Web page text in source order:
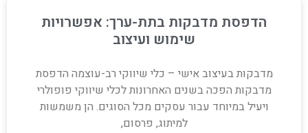
הדפסת מדבקות בתת-ערך: אפשרויות
שימוש ועיצוב
מדבקות בעיצוב אישי – כלי שיווקי רב-עוצמה הדפסת
מדבקות הפכה בשנים האחרונות לכלי שיווקי פופולרי
ויעיל במיוחד עבור עסקים מכל הסוגים. הן משמשות
למיתוג, פרסום,